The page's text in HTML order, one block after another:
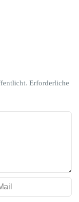
Erforderliche